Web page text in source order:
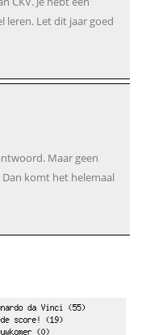
leren. Let dit jaar goed
Maar geen
komt het helemaal